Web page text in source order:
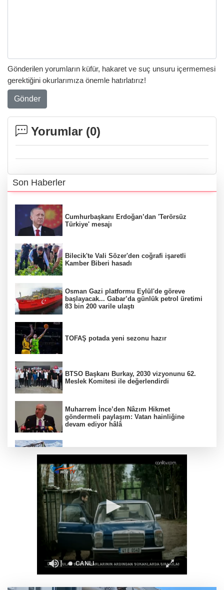
Gönderilen yorumların küfür, hakaret ve suç unsuru içermemesi
gerektiğini okurlarımıza önemle hatırlatırız!
Gönder
Yorumlar (0)
Son Haberler
Cumhurbaşkanı Erdoğan’dan 'Terörsüz
Türkiye' mesajı
Bilecik'te Vali Sözer'den coğrafi işaretli
Kamber Biberi hasadı
Osman Gazi platformu Eylül'de göreve
başlayacak... Gabar’da günlük petrol üretimi
83 bin 200 varile ulaştı
TOFAŞ potada yeni sezonu hazır
BTSO Başkanı Burkay, 2030 vizyonunu 62.
Meslek Komitesi ile değerlendirdi
Muharrem İnce’den Nâzım Hikmet
göndermeli paylaşım: Vatan hainliğine
devam ediyor hâlâ
Balıkesir’de kıyılar anlık takip ediliyor
“Bu Kampta Hayat Var” projesi özel bireylere
yaz tatili sunuyor
Trabzonspor'a büyük destek
Eskişehir'de kırsal mahallelere yeni su
depoları